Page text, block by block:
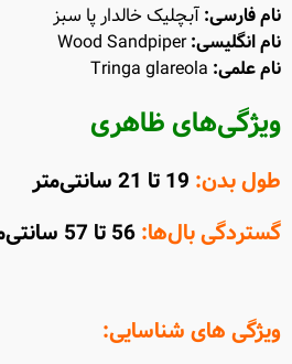
نام فارسی:آبچلیک خالدار پا سبز
نام انگلیسی:Wood Sandpiper
نام علمی:
ویژگی‌های ظاهری
طول بدن:
گستردگی بال‌ها:
ویژگی های شناسایی: